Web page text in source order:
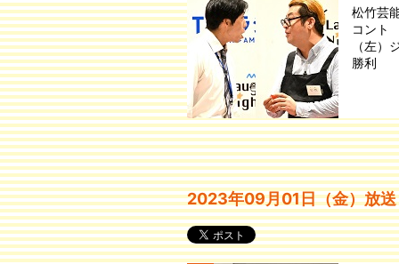
松竹芸
コント
（左
勝利
2023年09月01日（金）放送